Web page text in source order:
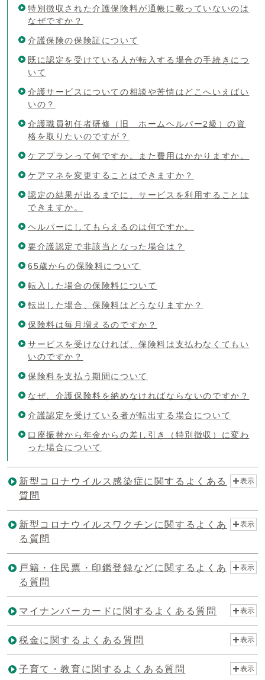
特別徴収された介護保険料が通帳に載っていないのは
なぜですか？
介護保険の保険証について
既に認定を受けている人が転入する場合の手続きにつ
いて
介護サービスについての相談や苦情はどこへいえばい
いの？
介護職員初任者研修（旧 ホームヘルパー2級）の資
格を取りたいのですが？
ケアプランって何ですか。また費用はかかりますか。
ケアマネを変更することはできますか？
認定の結果が出るまでに、サービスを利用することは
できますか。
ヘルパーにしてもらえるのは何ですか。
要介護認定で非該当となった場合は？
65歳からの保険料について
転入した場合の保険料について
転出した場合、保険料はどうなりますか？
保険料は毎月増えるのですか？
サービスを受けなければ、保険料は支払わなくてもい
いのですか？
保険料を支払う期間について
なぜ、介護保険料を納めなければならないのですか？
介護認定を受けている者が転出する場合について
口座振替から年金からの差し引き（特別徴収）に変わ
った場合について
新型コロナウイルス感染症に関するよくある
質問
表示
新型コロナウイルスワクチンに関するよくあ
る質問
表示
戸籍・住民票・印鑑登録などに関するよくあ
る質問
表示
マイナンバーカードに関するよくある質問 表示
税金に関するよくある質問 表示
子育て・教育に関するよくある質問 表示